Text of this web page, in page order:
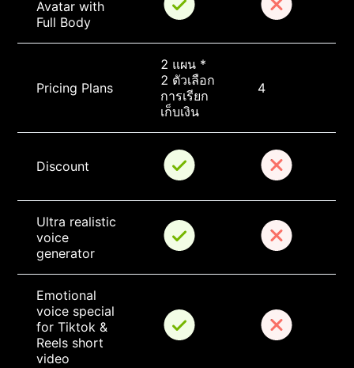
Avatar with
Full Body
Pricing Plans
2 แผน *
2 ตัวเลือก
การเรียก
เก็บเงิน
4
Discount
Ultra realistic
voice
generator
Emotional
voice special
for Tiktok &
Reels short
video